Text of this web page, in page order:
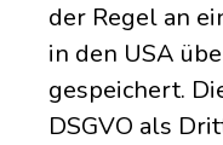
der Regel an
in den USA
gespeichert.
DSGVO als